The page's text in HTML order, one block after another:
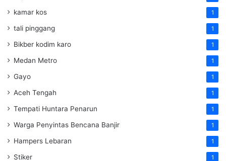
kamar kos 1
tali pinggang 1
Bikber kodim karo 1
Medan Metro 1
Gayo 1
Aceh Tengah 1
Tempati Huntara Penarun 1
Warga Penyintas Bencana Banjir 1
Hampers Lebaran 1
Stiker 1